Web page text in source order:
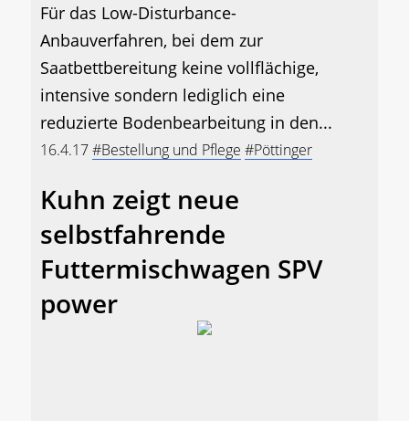
Für das Low-Disturbance-
Anbauverfahren, bei dem zur
Saatbettbereitung keine vollflächige,
intensive sondern lediglich eine
reduzierte Bodenbearbeitung in den...
16.4.17#Bestellung und Pflege #Pöttinger
Kuhn zeigt neue
selbstfahrende
Futtermischwagen SPV
power